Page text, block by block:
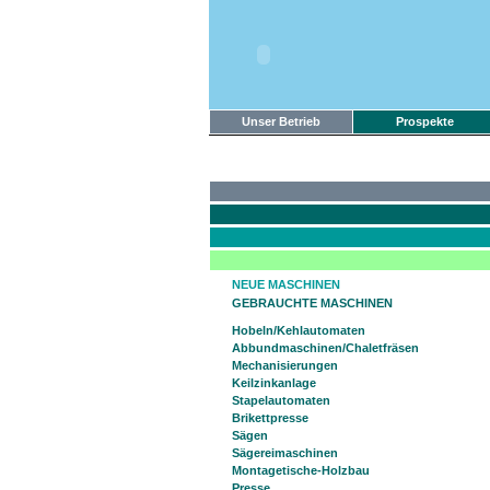
Unser Betrieb Prospekte
NEUE MASCHINEN
GEBRAUCHTE MASCHINEN
Hobeln/Kehlautomaten
Abbundmaschinen/Chaletfräsen
Mechanisierungen
Keilzinkanlage
Stapelautomaten
Brikettpresse
Sägen
Sägereimaschinen
Montagetische-Holzbau